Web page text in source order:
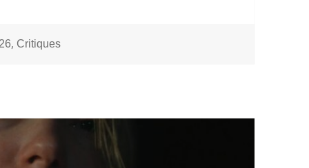
, Critiques